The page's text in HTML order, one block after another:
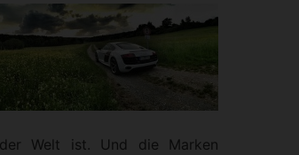
Welt ist. Und die Marken